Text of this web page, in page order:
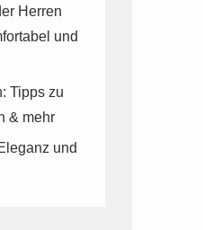
Herren
und
Tipps zu
& mehr
und